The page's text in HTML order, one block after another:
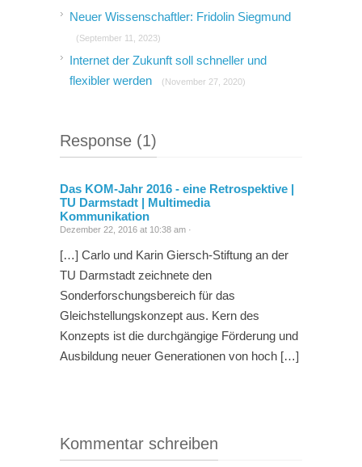
Neuer Wissenschaftler: Fridolin Siegmund
(September 11, 2023)
Internet der Zukunft soll schneller und
flexibler werden
(November 27, 2020)
Response (1)
Das KOM-Jahr 2016 - eine Retrospektive |
TU Darmstadt | Multimedia
Kommunikation
Dezember 22, 2016 at 10:38 am ·
[…] Carlo und Karin Giersch-Stiftung an der
TU Darmstadt zeichnete den
Sonderforschungsbereich für das
Gleichstellungskonzept aus. Kern des
Konzepts ist die durchgängige Förderung und
Ausbildung neuer Generationen von hoch […]
Kommentar schreiben